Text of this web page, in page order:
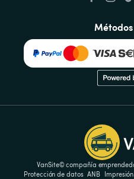
VanSite© compañía
Protección de datos ANB Impresión